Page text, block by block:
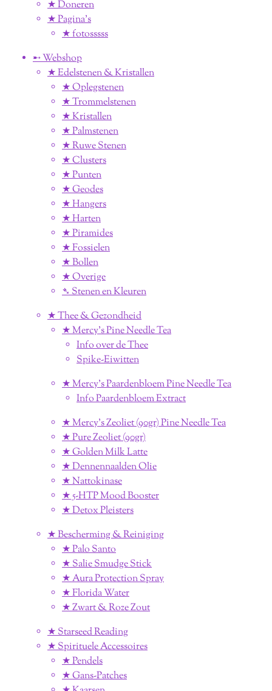
★ Doneren
★ Pagina’s
★ fotosssss
➸ Webshop
★ Edelstenen & Kristallen
★ Oplegstenen
★ Trommelstenen
★ Kristallen
★ Palmstenen
★ Ruwe Stenen
★ Clusters
★ Punten
★ Geodes
★ Hangers
★ Harten
★ Piramides
★ Fossielen
★ Bollen
★ Overige
➴ Stenen en Kleuren
★ Thee & Gezondheid
★ Mercy's Pine Needle Tea
Info over de Thee
Spike-Eiwitten
★ Mercy's Paardenbloem Pine Needle Tea
Info Paardenbloem Extract
★ Mercy's Zeoliet (90gr) Pine Needle Tea
★ Pure Zeoliet (90gr)
★ Golden Milk Latte
★ Dennennaalden Olie
★ Nattokinase
★ 5-HTP Mood Booster
★ Detox Pleisters
★ Bescherming & Reiniging
★ Palo Santo
★ Salie Smudge Stick
★ Aura Protection Spray
★ Florida Water
★ Zwart & Roze Zout
★ Starseed Reading
★ Spirituele Accessoires
★ Pendels
★ Gans-Patches